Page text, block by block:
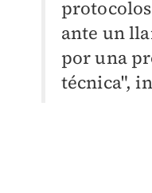
ante un
por una
técnica",